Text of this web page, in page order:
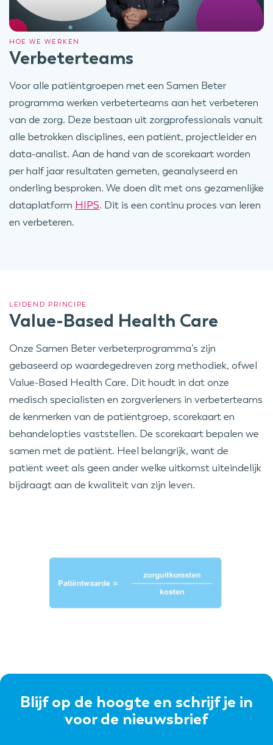
HOE WE WERKEN
Verbeterteams
Voor alle patiëntgroepen met een Samen Beter
programma werken verbeterteams aan het verbeteren
van de zorg. Deze bestaan uit zorgprofessionals vanuit
alle betrokken disciplines, een patiënt, projectleider en
data-analist. Aan de hand van de scorekaart worden
per half jaar resultaten gemeten, geanalyseerd en
onderling besproken. We doen dit met ons gezamenlijke
dataplatform HIPS. Dit is een continu proces van leren
en verbeteren.
LEIDEND PRINCIPE
Value-Based Health Care
Onze Samen Beter verbeterprogramma’s zijn
gebaseerd op waardegedreven zorg methodiek, ofwel
Value-Based Health Care. Dit houdt in dat onze
medisch specialisten en zorgverleners in verbeterteams
de kenmerken van de patiëntgroep, scorekaart en
behandelopties vaststellen. De scorekaart bepalen we
samen met de patiënt. Heel belangrijk, want de
patiënt weet als geen ander welke uitkomst uiteindelijk
bijdraagt aan de kwaliteit van zijn leven.
Blijf op de hoogte en schrijf je in
voor de nieuwsbrief